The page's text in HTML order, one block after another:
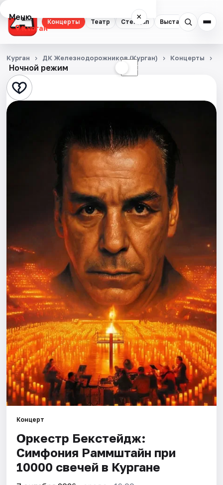
Концерты Театр Стендап Выставки
Меню ×
Курган
Концерты
Театр
Стендап
Артисты
Рейтинги
Ночной режим ☾
Курган ДК Железнодорожников (Курган) Концерты
Концерт
Оркестр Бекстейдж:
Симфония Раммштайн при
10000 свечей в Кургане